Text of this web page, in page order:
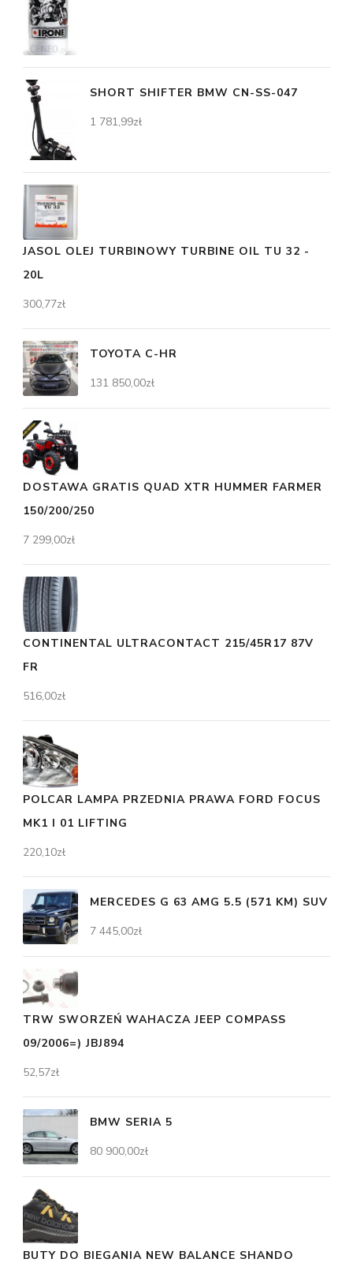
SHORT SHIFTER BMW CN-SS-047
1 781,99zł
JASOL OLEJ TURBINOWY TURBINE OIL TU 32 -
20L
300,77zł
TOYOTA C-HR
131 850,00zł
DOSTAWA GRATIS QUAD XTR HUMMER FARMER
150/200/250
7 299,00zł
CONTINENTAL ULTRACONTACT 215/45R17 87V
FR
516,00zł
POLCAR LAMPA PRZEDNIA PRAWA FORD FOCUS
MK1 I 01 LIFTING
220,10zł
MERCEDES G 63 AMG 5.5 (571 KM) SUV
7 445,00zł
TRW SWORZEŃ WAHACZA JEEP COMPASS
09/2006=) JBJ894
52,57zł
BMW SERIA 5
80 900,00zł
BUTY DO BIEGANIA NEW BALANCE SHANDO